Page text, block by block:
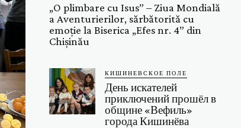
„O plimbare cu Isus” – Ziua Mondială
a Aventurierilor, sărbătorită cu
emoție la Biserica „Efes nr. 4” din
Chișinău
КИШИНЕВСКОЕ ПОЛЕ
День искателей
приключений прошёл в
общине «Вефиль»
города Кишинёва